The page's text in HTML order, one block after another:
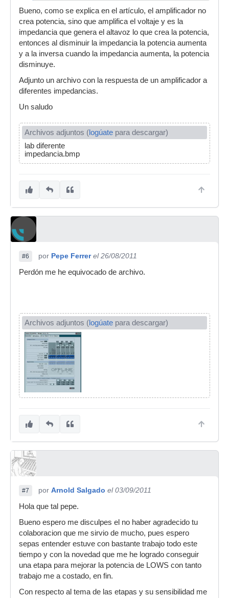
conectamos en paralelo, su impedancia es ahora
de 4Ω
W=1600/4 = 400W.
Esta parte no la comprendo a cabalidad, ¿que
sucede con la potencia continua si los altavoces
van en serie?si en paralelo se duplican, ¿en
serie ocurre los mismo o se dividen?
El calculo seria: w=1600/16=100w para los
Bueno, como se explica en el artículo, el amplificador no
crea potencia, sino que amplifica el voltaje y es la
impedancia que genera el altavoz lo que crea la potencia,
entonces al disminuir la impedancia la potencia aumenta
y a la inversa cuando la impedancia aumenta, la potencia
disminuye.
Adjunto un archivo con la respuesta de un amplificador a
diferentes impedancias.
Un saludo
Archivos adjuntos (logúate para descargar)
lab diferente
impedancia.bmp
#6 por Pepe Ferrer el 26/08/2011
Perdón me he equivocado de archivo.
Archivos adjuntos (logúate para descargar)
#7 por Arnold Salgado el 03/09/2011
Hola que tal pepe.
Bueno espero me disculpes el no haber agradecido tu
colaboracion que me sirvio de mucho, pues espero
sepas entender estuve con bastante trabajo todo este
tiempo y con la novedad que me he logrado conseguir
una etapa para mejorar la potencia de LOWS con tanto
trabajo me a costado, en fin.
Con respecto al tema de las etapas y su sensibilidad me